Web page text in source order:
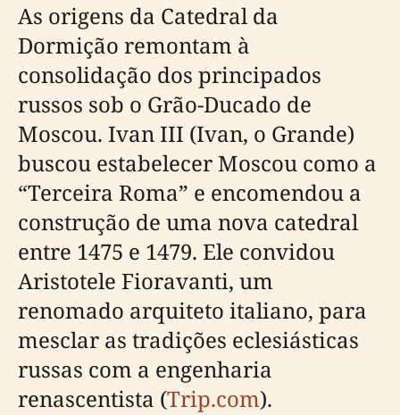
As origens da Catedral da
Dormição remontam à
consolidação dos principados
russos sob o Grão-Ducado de
Moscou. Ivan III (Ivan, o Grande)
buscou estabelecer Moscou como a
“Terceira Roma” e encomendou a
construção de uma nova catedral
entre 1475 e 1479. Ele convidou
Aristotele Fioravanti, um
renomado arquiteto italiano, para
mesclar as tradições eclesiásticas
russas com a engenharia
renascentista (Trip.com).